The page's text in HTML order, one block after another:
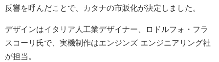
反響を呼んだことで、カタナの市販化が決定しました。
デザインはイタリア人工業デザイナー、ロドルフォ・フラ
スコーリ氏で、実機制作はエンジンズ エンジニアリング社
が担当。